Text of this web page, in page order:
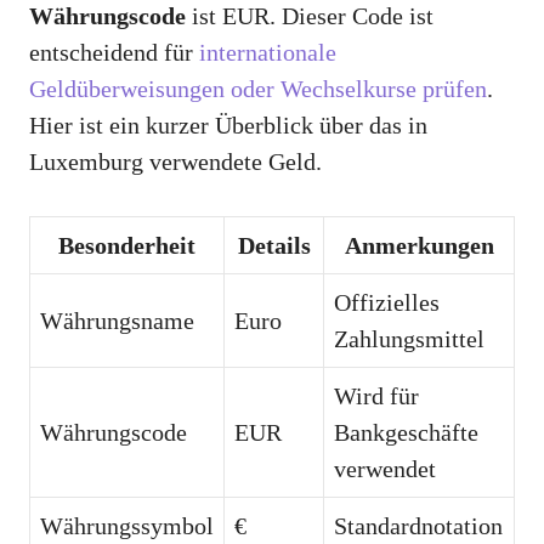
Währungscode ist EUR. Dieser Code ist
entscheidend für internationale
Geldüberweisungen oder Wechselkurse prüfen.
Hier ist ein kurzer Überblick über das in
Luxemburg verwendete Geld.
Besonderheit Details Anmerkungen
Währungsname Euro
Offizielles
Zahlungsmittel
Währungscode EUR
Wird für
Bankgeschäfte
verwendet
Währungssymbol € Standardnotation